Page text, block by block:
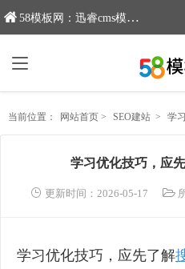
58模板网：迅睿cms模板专业分享平台，新域名：www.moban58.com
当前位置： 网站首页 > SEO建站 > 学
学习优化技巧，应
更新时间：2026-05-17
学习优化技巧，应先了解